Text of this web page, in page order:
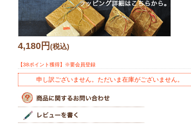
4,180円(税込)
【38ポイント獲得】※要会員登録
申し訳ございません。ただいま在庫がございません。